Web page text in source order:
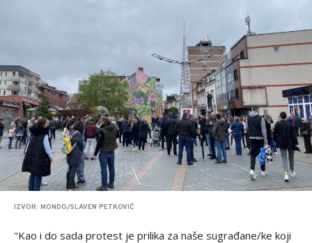
IZVOR: MONDO/SLAVEN PETKOVIĆ
"Kao i do sada protest je prilika za naše sugrađane/ke koji